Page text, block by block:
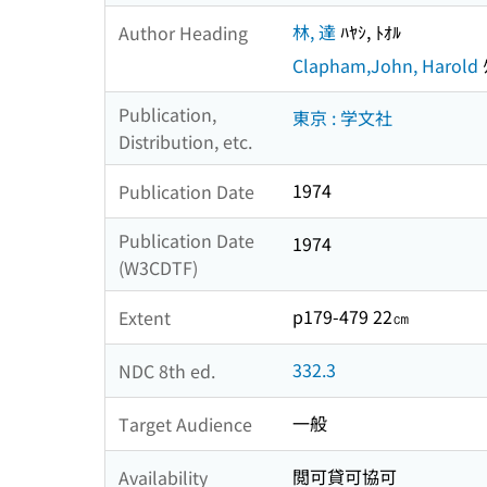
Author Heading 林, 達ﾊﾔｼ, ﾄｵﾙ
Clapham,John, Harold
Publication,
Distribution, etc.
東京 : 学文社
Publication Date
1974
Publication Date
(W3CDTF)
1974
Extent p179-479 22㎝
NDC 8th ed. 332.3
Target Audience 一般
Availability 閲可貸可協可